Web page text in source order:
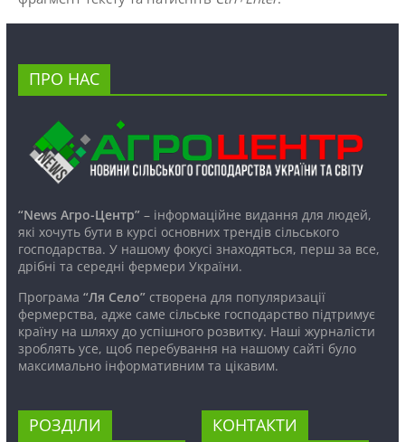
ПРО НАС
“News Агро-Центр”– інформаційне видання для людей,
які хочуть бути в курсі основних трендів сільського
господарства. У нашому фокусі знаходяться, перш за все,
дрібні та середні фермери України.
Програма “Ля Село”створена для популяризації
фермерства, адже саме сільське господарство підтримує
країну на шляху до успішного розвитку. Наші журналісти
зроблять усе, щоб перебування на нашому сайті було
максимально інформативним та цікавим.
РОЗДІЛИ КОНТАКТИ